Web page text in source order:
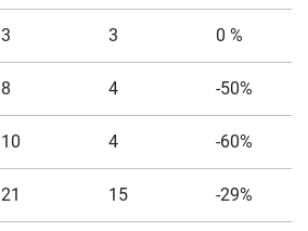
3 3 0 %
8 4 -50%
10 4 -60%
21 15 -29%